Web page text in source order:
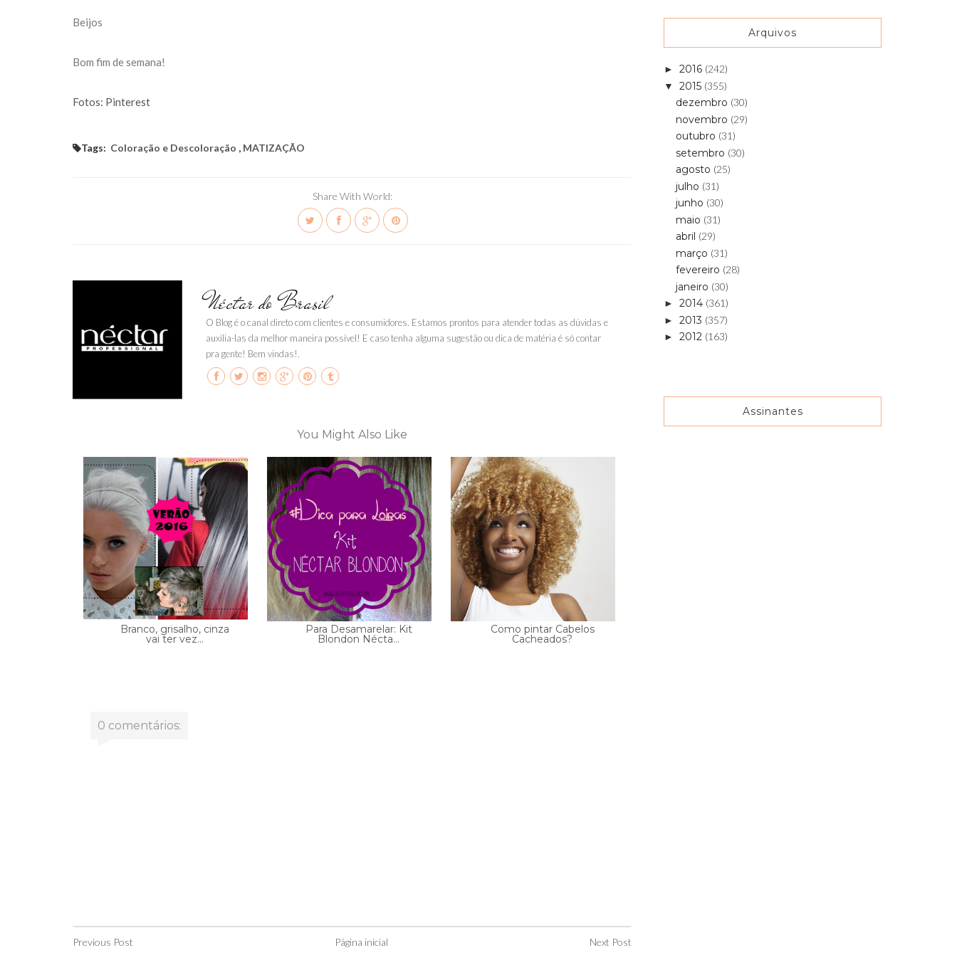
Beijos
Bom fim de semana!
Fotos: Pinterest
Tags: Coloração e Descoloração , MATIZAÇÃO
Share With World:
Néctar do Brasil
O Blog é o canal direto com clientes e consumidores. Estamos prontos para atender todas as dúvidas e
auxilia-las da melhor maneira possível! E caso tenha alguma sugestão ou dica de matéria é só contar
pra gente! Bem vindas!.
You Might Also Like
Branco, grisalho, cinza
vai ter vez...
Para Desamarelar: Kit
Blondon Nécta...
Como pintar Cabelos
Cacheados?
0 comentários:
Previous Post Página inicial Next Post
Arquivos
► 2016 (242)
▼ 2015 (355)
dezembro (30)
novembro (29)
outubro (31)
setembro (30)
agosto (25)
julho (31)
junho (30)
maio (31)
abril (29)
março (31)
fevereiro (28)
janeiro (30)
► 2014 (361)
► 2013 (357)
► 2012 (163)
Assinantes